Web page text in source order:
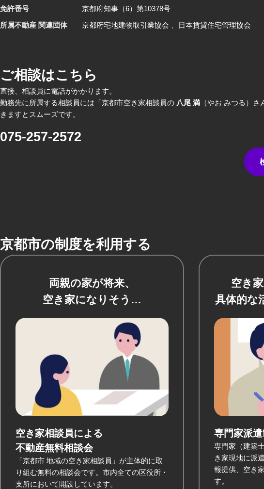
免許番号
京都府知事（6）第10378号
所属不動産 関連団体
京都府宅地建物取引業協会 、日本賃貸住宅管理協会
ご相談はこちら
直接、相談員に電話がかかります。
勤務先に所属する相談員には「京都市空き家相談員の 八尾 満 （やお みつる）
きますとスムーズです。
075-257-2572
京都市の制度を利用する
両親の家が将来、
空き家になりそう…
空き家相談員による
不動産無料相談会
「京都市 地域の空き家相談員」が主体的に取
り組む無料の相談会です。市内全ての区役所・
支所において開設しています。
空き
具体的な
専門家派
専門家（建築
き家現地に派
報提供、空き
す。